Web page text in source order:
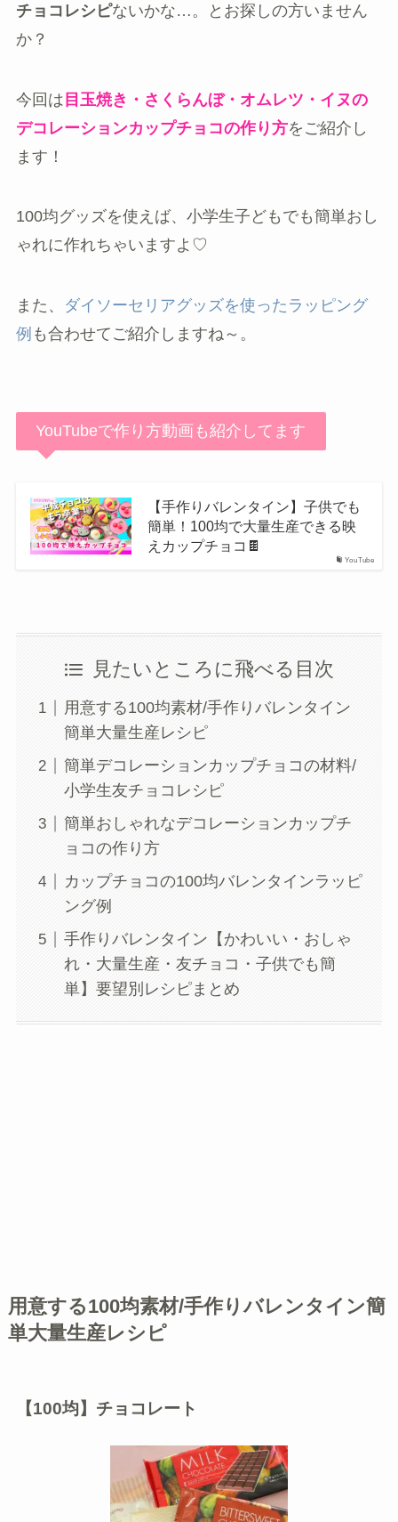
チョコレシピないかな…。とお探しの方いません
か？
今回は 目玉焼き・さくらんぼ・オムレツ・イヌの
デコレーションカップチョコの作り方をご紹介し
ます！
100均グッズを使えば、小学生子どもでも簡単おし
ゃれに作れちゃいますよ♡
また、
ダイソーセリアグッズを使ったラッピング
例 も合わせてご紹介しますね～。
YouTubeで作り方動画も紹介してます
YouTube
【手作りバレンタイン】子供でも
簡単！100均で大量生産できる映
えカップチョコ🍫
見たいところに飛べる目次
用意する100均素材/手作りバレンタイン
簡単大量生産レシピ
簡単デコレーションカップチョコの材料/
小学生友チョコレシピ
簡単おしゃれなデコレーションカップチ
ョコの作り方
カップチョコの100均バレンタインラッピ
ング例
手作りバレンタイン【かわいい・おしゃ
れ・大量生産・友チョコ・子供でも簡
単】要望別レシピまとめ
用意する100均素材/手作りバレンタイン簡
単大量生産レシピ
【100均】チョコレート